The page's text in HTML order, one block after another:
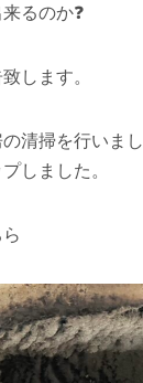
るのか❓
します。
清掃を行いま
しました。